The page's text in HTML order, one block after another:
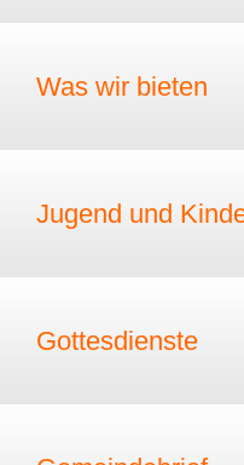
Was wir bieten
Jugend und
Gottesdienste